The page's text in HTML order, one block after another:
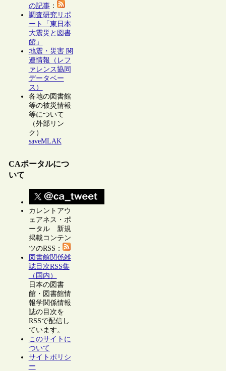
の記事：
調査研究リポ
ート「東日本
大震災と図書
館」
地震・災害 関
連情報（レフ
ァレンス協同
データベー
ス）
各地の図書館
等の被災情報
等について
（外部リン
ク）
saveMLAK
CAポータルにつ
いて
カレントアウ
ェアネス・ポ
ータル 新規
掲載コンテン
ツのRSS：
図書館関係雑
誌目次RSS集
（国内）
日本の図書
館・図書館情
報学関係情報
誌の目次を
RSSで配信し
ています。
このサイトに
ついて
サイトポリシ
ー